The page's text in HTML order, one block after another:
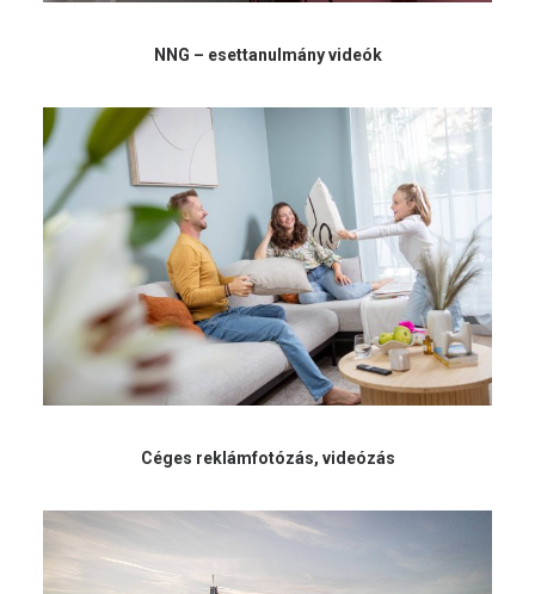
NNG – esettanulmány videók
Céges reklámfotózás, videózás